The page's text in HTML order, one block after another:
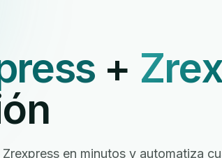
+
en minutos y automatiza